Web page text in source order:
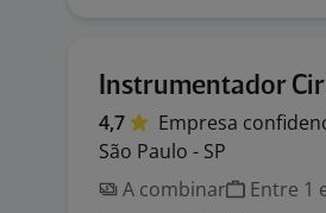
Instrumentador
4,7 Empresa
São Paulo - SP
A combinar
Entre 1